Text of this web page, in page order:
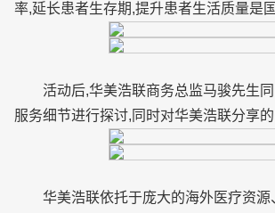
率,延长患者生存期,提升患者生活质量是
活动后,华美浩联商务总监马骏先生
服务细节进行探讨,同时对华美浩联分享
华美浩联依托于庞大的海外医疗资